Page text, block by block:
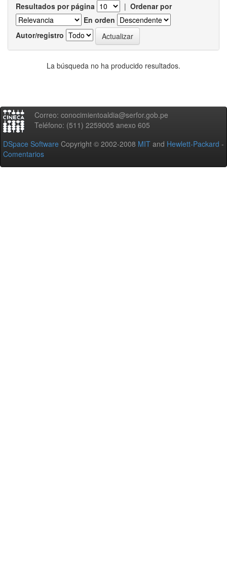
Resultados por página | Ordenar por
En orden
Autor/registro
La búsqueda no ha producido resultados.
Correo: conocimientoaldia@serfor.gob.pe
Teléfono: (511) 2259005 anexo 605
DSpace Software Copyright © 2002-2008 MIT and Hewlett-Packard -
Comentarios